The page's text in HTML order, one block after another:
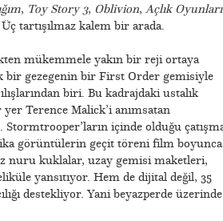
, Toy Story 3, Oblivion, Açlık Oyunları
tartışılmaz kalem bir arada.
mükemmele yakın bir reji ortaya
bir gezegenin bir First Order gemisiyle
biri. Bu kadrajdaki ustalık
Terence Malick’i anımsatan
içinde olduğu
görüntülerin geçit töreni film boyunca
nuru kuklalar, uzay gemisi maketleri,
yansıtıyor. Hem de dijital değil, 35
destekliyor. Yani beyazperde üzerinde